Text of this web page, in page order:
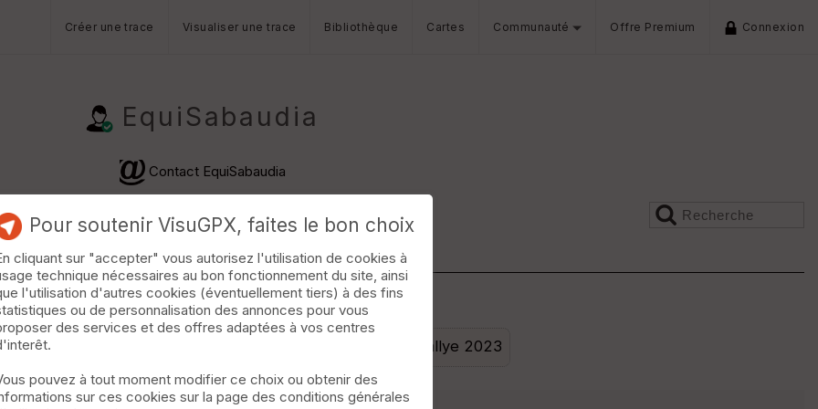
Créer une trace Visualiser une trace Bibliothèque Cartes Communauté Offre Premium Connexion
EquiSabaudia
Contact EquiSabaudia
Combe Rallye 2023
· 196 km · D+6810 m · 986 vus · 68 téléchargements ·
Pour soutenir VisuGPX, faites le bon choix
cliquant sur "accepter" vous autorisez l'utilisation de cookies à
technique nécessaires au bon fonctionnement du site, ainsi
l'utilisation d'autres cookies (éventuellement tiers) à des fins
ou de personnalisation des annonces pour vous
des services et des offres adaptées à vos centres
pouvez à tout moment modifier ce choix ou obtenir des
sur ces cookies sur la page des conditions générales